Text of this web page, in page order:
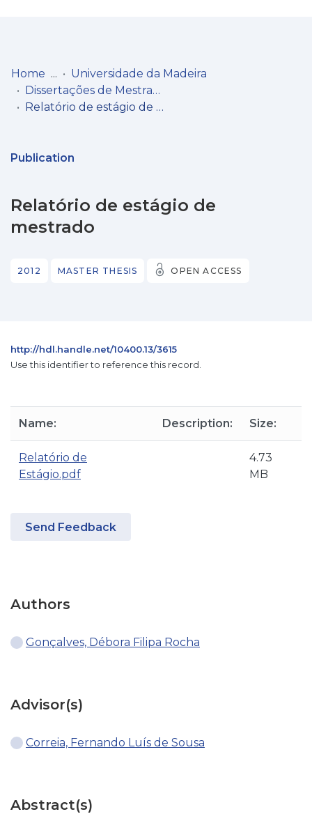
Communities
Statistics
Home
Universidade da Madeira
Dissertações de Mestrado
Relatório de estágio de mestrado
Publication
Relatório de estágio de
mestrado
2012 MASTER THESIS OPEN ACCESS
http://hdl.handle.net/10400.13/3615
Use this identifier to reference this record.
Name: Description: Size:
Relatório de
Estágio.pdf
4.73
MB
Send Feedback
Authors
Gonçalves, Débora Filipa Rocha
Advisor(s)
Correia, Fernando Luís de Sousa
Abstract(s)